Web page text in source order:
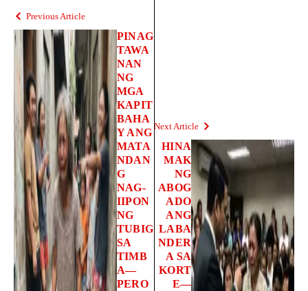
Previous Article
PINAG
TAWA
NAN
NG
MGA
KAPIT
BAHA
Y ANG
MATA
NDAN
G
NAG-
IIPON
NG
TUBIG
SA
TIMB
A—
PERO
Next Article
HINA
MAK
NG
ABOG
ADO
ANG
LABA
NDER
A SA
KORT
E—